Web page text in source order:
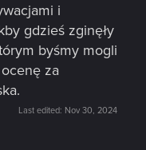
i
gdzieś zginęły
byśmy mogli
za
Last edited: Nov 30, 2024